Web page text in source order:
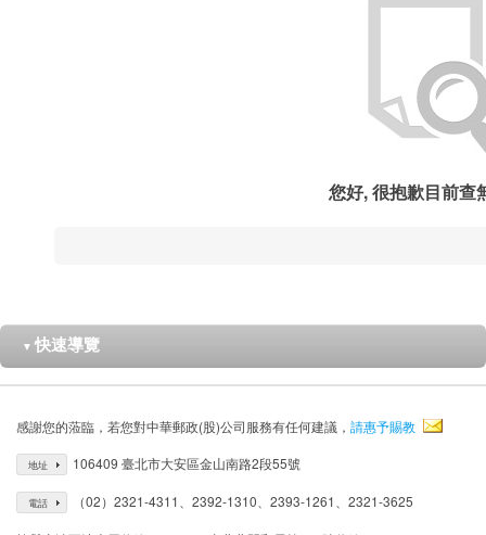
您好, 很抱歉目前查
▼ 快速導覽
感謝您的蒞臨，若您對中華郵政(股)公司服務有任何建議， 請惠予賜教
地址 106409 臺北市大安區金山南路2段55號
電話 （02）2321-4311、2392-1310、2393-1261、2321-3625